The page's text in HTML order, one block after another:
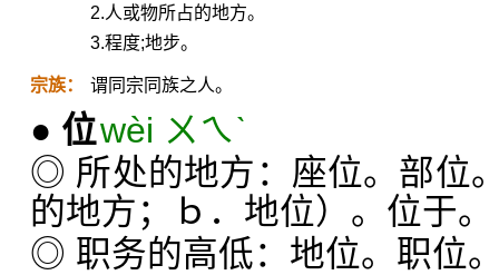
2.人或物所占的地方。
3.程度;地步。
宗族： 谓同宗同族之人。
● 位wèi ㄨㄟˋ
◎ 所处的地方：座位。部位
的地方；ｂ．地位）。位于。
◎ 职务的高低：地位。职位